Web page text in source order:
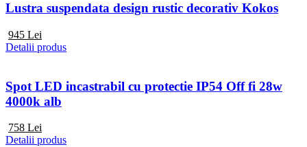
Lustra suspendata design rustic decorativ Kokos
945 Lei
Detalii produs
Spot LED incastrabil cu protectie IP54 Off fi 28w
4000k alb
758 Lei
Detalii produs